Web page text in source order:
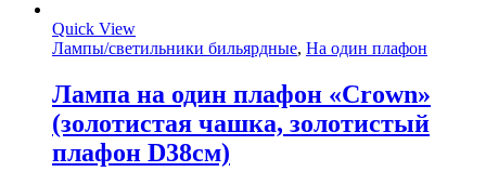
Quick View
Лампы/светильники бильярдные, На один плафон
Лампа на один плафон «Crown»
(золотистая чашка, золотистый
плафон D38см)